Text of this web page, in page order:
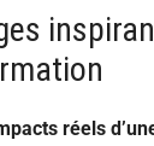
réels